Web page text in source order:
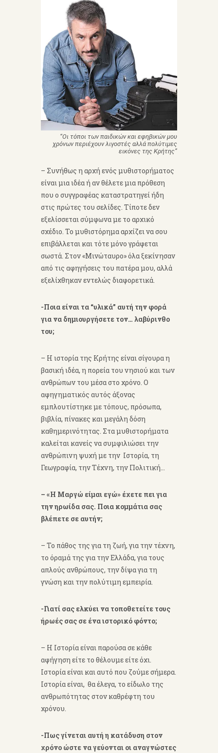
“Οι τόποι των παιδικών και εφηβικών μου
χρόνων περιέχουν λιγοστές αλλά πολύτιμες
εικόνες της Κρήτης”
– Συνήθως η αρχή ενός μυθιστορήματος
είναι μια ιδέα ή αν θέλετε μια πρόθεση
που ο συγγραφέας καταστρατηγεί ήδη
στις πρώτες του σελίδες. Τίποτε δεν
εξελίσσεται σύμφωνα με το αρχικό
σχέδιο. Το μυθιστόρημα αρχίζει να σου
επιβάλλεται και τότε μόνο γράφεται
σωστά. Στον «Μινώταυρο» όλα ξεκίνησαν
από τις αφηγήσεις του πατέρα μου, αλλά
εξελίχθηκαν εντελώς διαφορετικά.
-Ποια είναι τα “υλικά” αυτή την φορά
για να δημιουργήσετε τον… λαβύρινθο
του;
– Η ιστορία της Κρήτης είναι σίγουρα η
βασική ιδέα, η πορεία του νησιού και των
ανθρώπων του μέσα στο χρόνο. Ο
αφηγηματικός αυτός άξονας
εμπλουτίστηκε με τόπους, πρόσωπα,
βιβλία, πίνακες και μεγάλη δόση
καθημερινότητας. Στα μυθιστορήματα
καλείται κανείς να συμφιλιώσει την
ανθρώπινη ψυχή με την Ιστορία, τη
Γεωγραφία, την Τέχνη, την Πολιτική…
– «Η Μαργώ είμαι εγώ» έχετε πει για
την ηρωίδα σας. Ποια κομμάτια σας
βλέπετε σε αυτήν;
– Το πάθος της για τη ζωή, για την τέχνη,
το όραμά της για την Ελλάδα, για τους
απλούς ανθρώπους, την δίψα για τη
γνώση και την πολύτιμη εμπειρία.
-Γιατί σας ελκύει να τοποθετείτε τους
ήρωές σας σε ένα ιστορικό φόντο;
– Η Ιστορία είναι παρούσα σε κάθε
αφήγηση είτε το θέλουμε είτε όχι.
Ιστορία είναι και αυτό που ζούμε σήμερα.
Ιστορία είναι, θα έλεγα, το είδωλο της
ανθρωπότητας στον καθρέφτη του
χρόνου.
-Πως γίνεται αυτή η κατάδυση στον
χρόνο ώστε να γεύονται οι αναγνώστες